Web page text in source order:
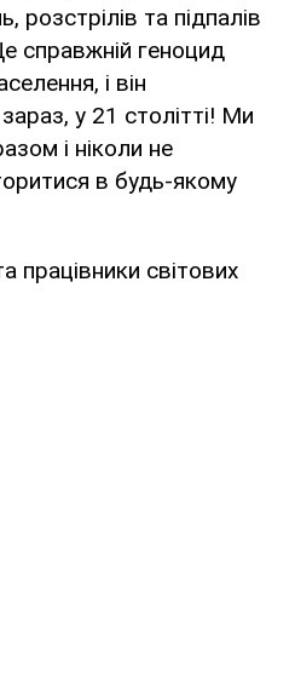
розстрілів та підпалів
справжній геноцид
і він
у 21 столітті! Ми
і ніколи не
в будь-якому
працівники світових